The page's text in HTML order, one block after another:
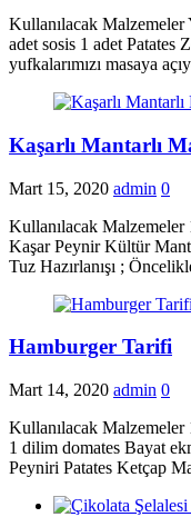
Kullanılacak
adet sosis 1 adet Patates
yufkalarımızı masaya
Kaşarlı Mantarlı
Mart 15, 2020 admin 0
Kullanılacak Malzemeler
Kaşar Peynir Kültür
Tuz Hazırlanışı ;
Hamburger Tarifi
Mart 14, 2020 admin 0
Kullanılacak Malzemeler
1 dilim domates Bayat
Peyniri Patates Ketçap